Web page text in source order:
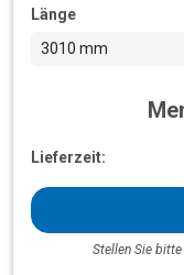
Länge
3010 mm
Lieferzeit:
Stellen Sie